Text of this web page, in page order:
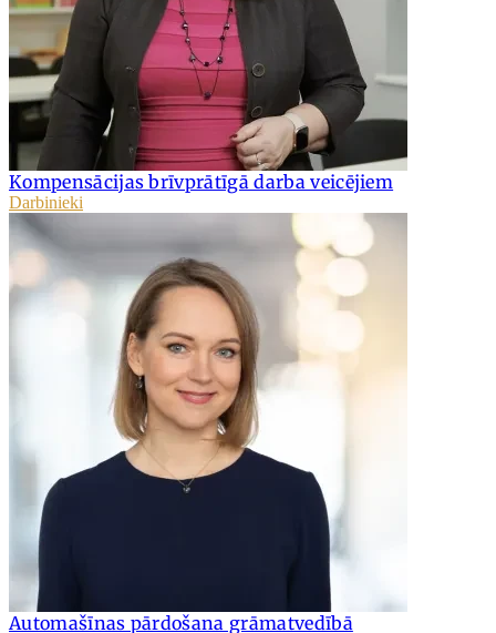
Kompensācijas brīvprātīgā darba veicējiem
Darbinieki
Automašīnas pārdošana grāmatvedībā